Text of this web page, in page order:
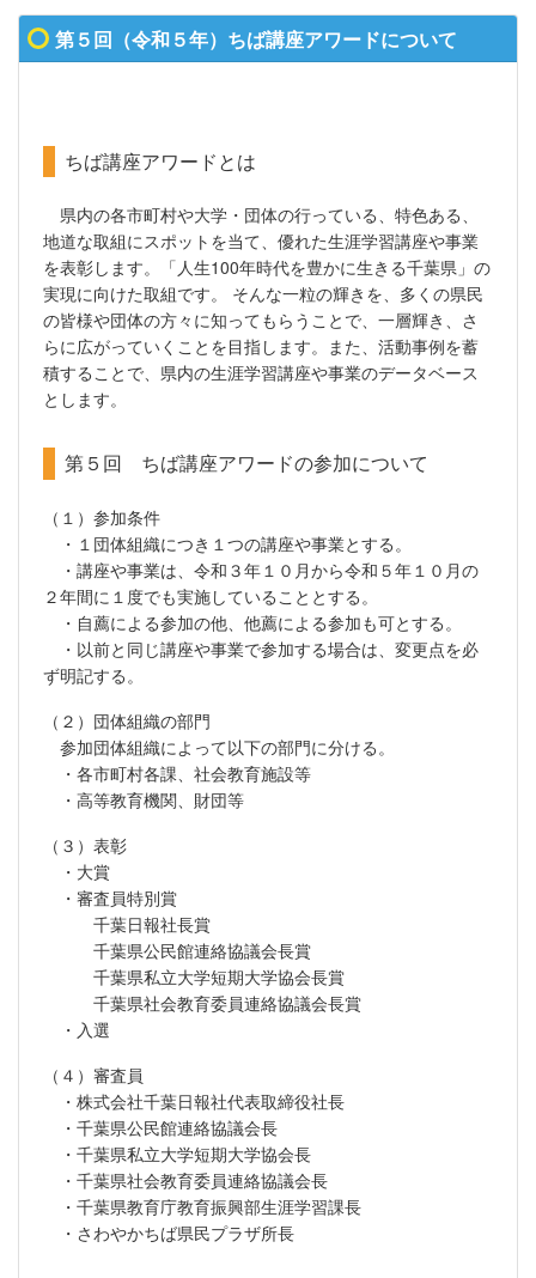
第５回（令和５年）ちば講座アワードについて
ちば講座アワードとは
県内の各市町村や大学・団体の行っている、特色ある、
地道な取組にスポットを当て、優れた生涯学習講座や事業
を表彰します。「人生100年時代を豊かに生きる千葉県」の
実現に向けた取組です。 そんな一粒の輝きを、多くの県民
の皆様や団体の方々に知ってもらうことで、一層輝き、さ
らに広がっていくことを目指します。また、活動事例を蓄
積することで、県内の生涯学習講座や事業のデータベース
とします。
第５回 ちば講座アワードの参加について
（１）参加条件
・１団体組織につき１つの講座や事業とする。
・講座や事業は、令和３年１０月から令和５年１０月の
２年間に１度でも実施していることとする。
・自薦による参加の他、他薦による参加も可とする。
・以前と同じ講座や事業で参加する場合は、変更点を必
ず明記する。
（２）団体組織の部門
参加団体組織によって以下の部門に分ける。
・各市町村各課、社会教育施設等
・高等教育機関、財団等
（３）表彰
・大賞
・審査員特別賞
千葉日報社長賞
千葉県公民館連絡協議会長賞
千葉県私立大学短期大学協会長賞
千葉県社会教育委員連絡協議会長賞
・入選
（４）審査員
・株式会社千葉日報社代表取締役社長
・千葉県公民館連絡協議会長
・千葉県私立大学短期大学協会長
・千葉県社会教育委員連絡協議会長
・千葉県教育庁教育振興部生涯学習課長
・さわやかちば県民プラザ所長